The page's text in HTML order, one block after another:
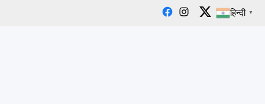
Facebook
Instagram
X हिन्दी ▼